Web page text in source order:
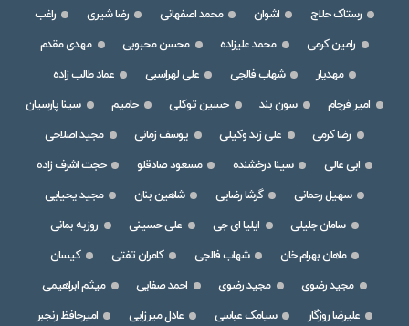
رستاک حلاج
اشوان محمد اصفهانی رضا شیری
راغب
رامین کرمی
محمد علیزاده محسن محبوبی
مهدی مقدم
مهدیار
شهاب فالجی علی لهراسبی
عماد طالب زاده
امیر فرجام
سون بند حسین توکلی حامیم
سینا پارسیان
رضا کرمی
علی زند وکیلی یوسف زمانی
مجید اصلاحی
ابی عالی
سینا درخشنده مسعود صادقلو
حجت اشرف زاده
سهیل رحمانی
گرشا رضایی شاهین بنان
مجید یحیایی
سامان جلیلی
ایلیا ای جی علی حسینی
روزبه بمانی
ماهان بهرام خان
شهاب فالجی کامران تفتی
کیسان
مجید رضوی
مجید رضوی احمد صفایی
میثم ابراهیمی
علیرضا روزگار
سیامک عباسی عادل میرزایی
امیرحافظ رنجبر